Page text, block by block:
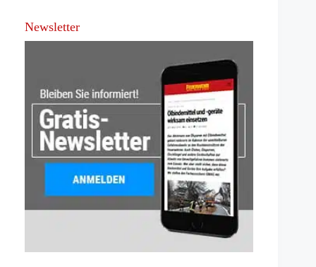
Newsletter